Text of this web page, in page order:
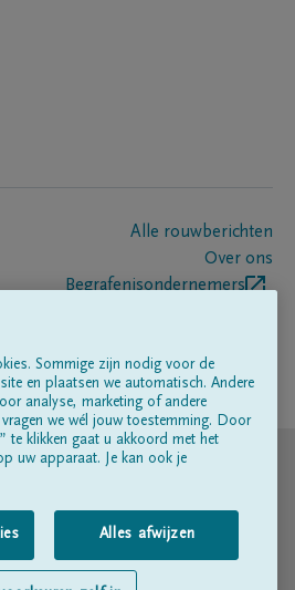
Alle rouwberichten
Over ons
Begrafenisondernemers
© DELA
Sommige zijn nodig voor de
en plaatsen we automatisch. Andere
analyse, marketing of andere
we wél jouw toestemming. Door
te klikken gaat u akkoord met het
uw apparaat. Je kan ook je
Alles afwijzen